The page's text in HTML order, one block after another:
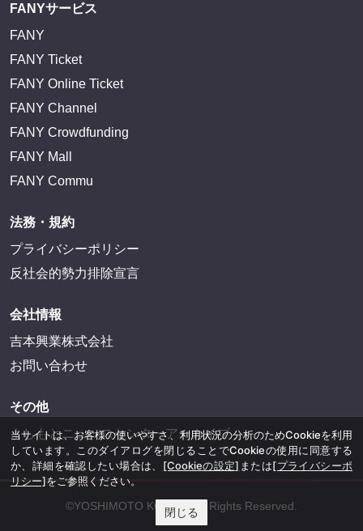
FANYサービス
FANY
FANY Ticket
FANY Online Ticket
FANY Channel
FANY Crowdfunding
FANY Mall
FANY Commu
法務・規約
プライバシーポリシー
反社会的勢力排除宣言
会社情報
吉本興業株式会社
お問い合わせ
その他
よしもとニュースセンターアーカイブ
©YOSHIMOTO KOGYO, All Rights Reserved.
当サイトは、お客様の使いやすさ、利用状況の分析のためCookieを利用
しています。このダイアログを閉じることでCookieの使用に同意する
か、詳細を確認したい場合は、 [Cookieの設定] または[プライバシーポ
リシー]をご参照ください。
閉じる